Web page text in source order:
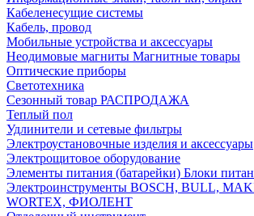
Кабеленесущие системы
Кабель, провод
Мобильные устройства и аксессуары
Неодимовые магниты Магнитные товары
Оптические приборы
Светотехника
Сезонный товар РАСПРОДАЖА
Теплый пол
Удлинители и сетевые фильтры
Электроустановочные изделия и аксессуары
Электрощитовое оборудование
Элементы питания (батарейки) Блоки
Электроинструменты BOSCH, BULL,
WORTEX, ФИОЛЕНТ